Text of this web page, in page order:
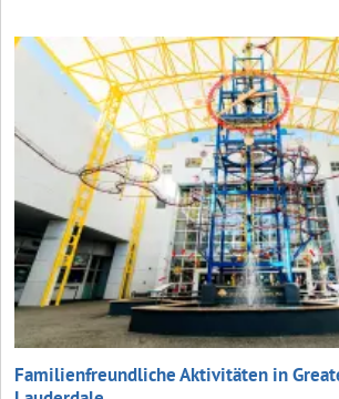
Familienfreundliche Aktivitäten in